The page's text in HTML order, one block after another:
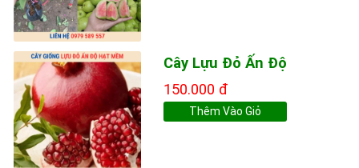
Cây Lựu Đỏ Ấn Độ
150.000 đ
Thêm Vào Giỏ